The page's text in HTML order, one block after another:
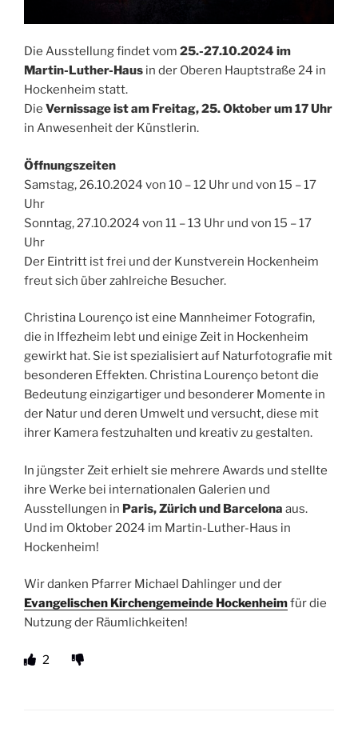
Die Ausstellung findet vom 25.-27.10.2024 im
Martin-Luther-Haus in der Oberen Hauptstraße 24 in
Hockenheim statt.
Die Vernissage ist am Freitag, 25. Oktober um 17 Uhr
in Anwesenheit der Künstlerin.
Öffnungszeiten
Samstag, 26.10.2024 von 10 – 12 Uhr und von 15 – 17
Uhr
Sonntag, 27.10.2024 von 11 – 13 Uhr und von 15 – 17
Uhr
Der Eintritt ist frei und der Kunstverein Hockenheim
freut sich über zahlreiche Besucher.
Christina Lourenço ist eine Mannheimer Fotografin,
die in Iffezheim lebt und einige Zeit in Hockenheim
gewirkt hat. Sie ist spezialisiert auf Naturfotografie mit
besonderen Effekten. Christina Lourenço betont die
Bedeutung einzigartiger und besonderer Momente in
der Natur und deren Umwelt und versucht, diese mit
ihrer Kamera festzuhalten und kreativ zu gestalten.
In jüngster Zeit erhielt sie mehrere Awards und stellte
ihre Werke bei internationalen Galerien und
Ausstellungen in Paris, Zürich und Barcelona aus.
Und im Oktober 2024 im Martin-Luther-Haus in
Hockenheim!
Wir danken Pfarrer Michael Dahlinger und der
Evangelischen Kirchengemeinde Hockenheimfür die
Nutzung der Räumlichkeiten!
2